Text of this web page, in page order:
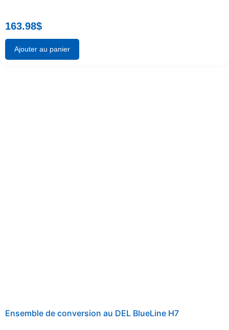
163.98$
Ajouter au panier
Ensemble de conversion au DEL BlueLine H7